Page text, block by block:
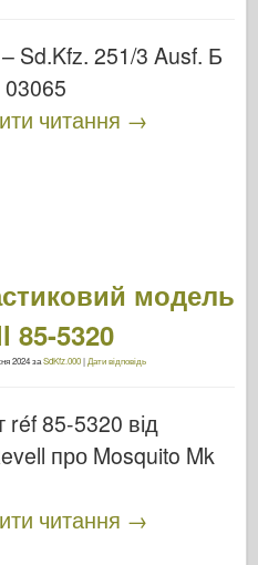
Sd.Kfz. 251/3 Ausf. Б
читання →
модель
85-5320
2024заSdKfz.000| Дати відповідь
réf 85-5320 від
про Mosquito Mk
читання →